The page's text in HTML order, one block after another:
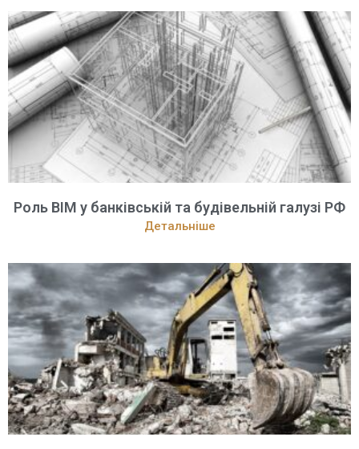
Роль BIM у банківській та будівельній галузі РФ
Детальніше